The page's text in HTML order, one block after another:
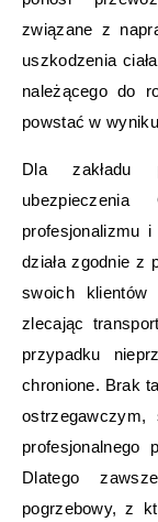
związane z
uszkodzenia
należącego do
powstać w
Dla zakładu
profesjonalizmu
działa zgodnie z
swoich klientów
zlecając
przypadku
chronione. Brak
profesjonalnego
Dlatego
pogrzebowy, z